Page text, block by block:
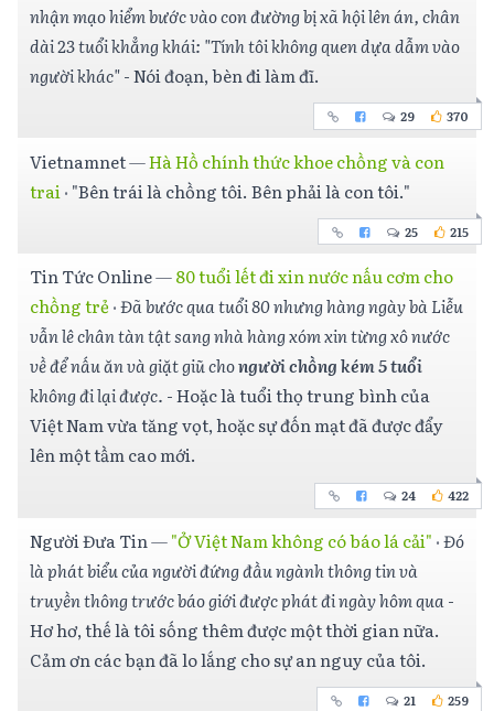
nhận mạo hiểm bước vào con đường bị xã hội lên án, chân
dài 23 tuổi khẳng khái: "Tính tôi không quen dựa dẫm vào
người khác"- Nói đoạn, bèn đi làm đĩ.
29 370
Vietnamnet—Hà Hồ chính thức khoe chồng và con
trai· "Bên trái là chồng tôi. Bên phải là con tôi."
25 215
Tin Tức Online—80 tuổi lết đi xin nước nấu cơm cho
chồng trẻ ·Đã bước qua tuổi 80 nhưng hàng ngày bà Liễu
vẫn lê chân tàn tật sang nhà hàng xóm xin từng xô nước
về để nấu ăn và giặt giũ chongười chồng kém 5 tuổi
không đi lại được. - Hoặc là tuổi thọ trung bình của
Việt Nam vừa tăng vọt, hoặc sự đốn mạt đã được đẩy
lên một tầm cao mới.
24 422
Người Đưa Tin—"Ở Việt Nam không có báo lá cải" ·Đó
là phát biểu của người đứng đầu ngành thông tin và
truyền thông trước báo giới được phát đi ngày hôm qua-
Hơ hơ, thế là tôi sống thêm được một thời gian nữa.
Cảm ơn các bạn đã lo lắng cho sự an nguy của tôi.
21 259